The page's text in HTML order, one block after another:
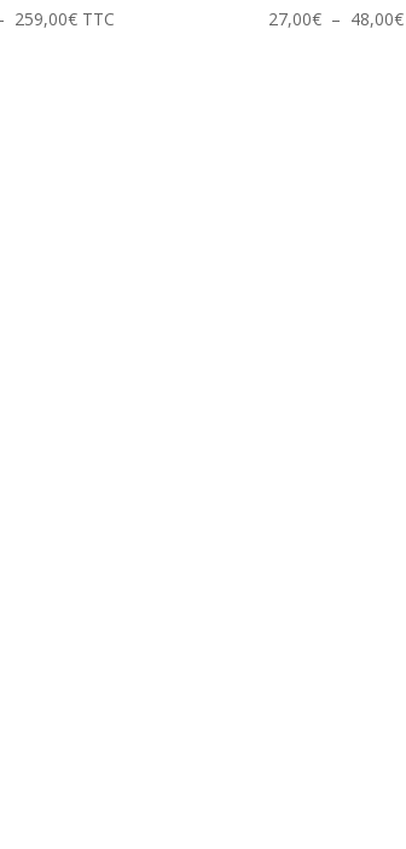
259,00€Plage
TTC 27,00€ – 48,00€